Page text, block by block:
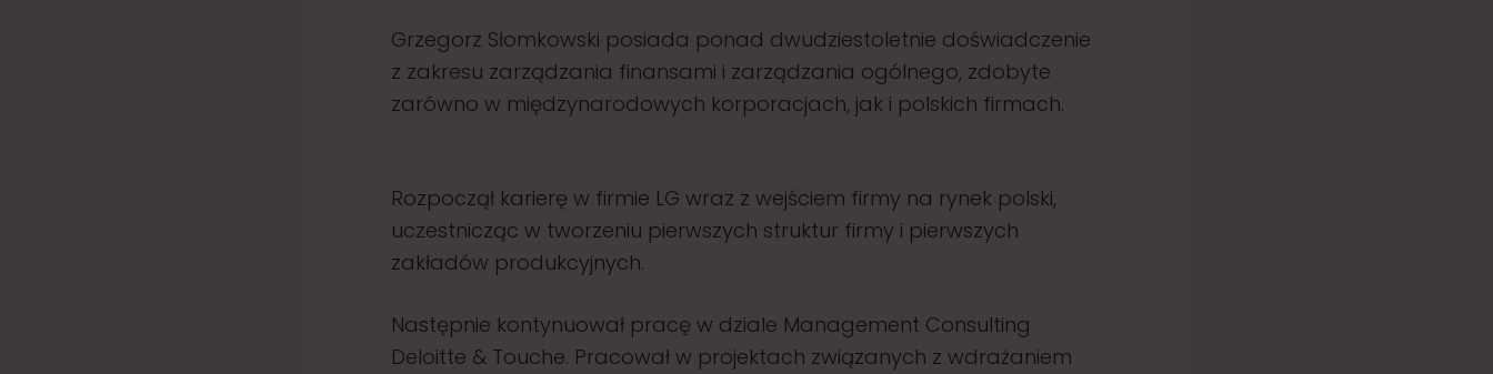
Grzegorz Słomkowski posiada ponad dwudziestoletnie doświadczenie
z zakresu zarządzania finansami i zarządzania ogólnego, zdobyte
zarówno w międzynarodowych korporacjach, jak i polskich firmach.
Rozpoczął karierę w firmie LG wraz z wejściem firmy na rynek polski,
uczestnicząc w tworzeniu pierwszych struktur firmy i pierwszych
zakładów produkcyjnych.
Następnie kontynuował pracę w dziale Management Consulting
Deloitte & Touche. Pracował w projektach związanych z wdrażaniem